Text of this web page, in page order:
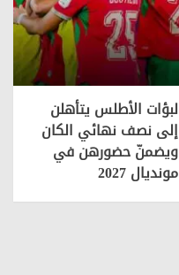
لبؤات الأطلس يتأهلن
إلى نصف نهائي الكان
ويضمنّ حضورهن في
مونديال 2027